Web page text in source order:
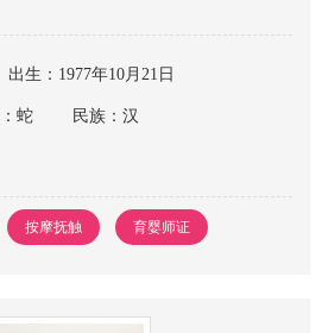
出生：1977年10月21日
蛇 民族：汉
按摩抚触 育婴师证